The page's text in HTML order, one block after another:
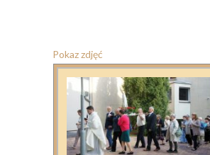
Pokaz zdjęć